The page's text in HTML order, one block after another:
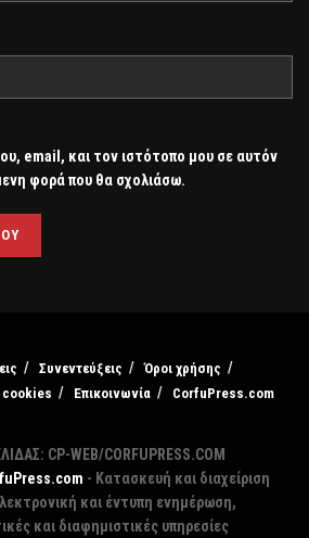
email, και τον ιστότοπο μου σε αυτόν
φορά που θα σχολιάσω.
Συνεντεύξεις
Όροι χρήσης
cookies
Επικοινωνία CorfuPress.com
CP-WEB/CORFUPRESS.COM
- Κατασκευή και διαχείριση
και έντυπη ενημέρωση,
και διαφημιστικές υπηρεσίες